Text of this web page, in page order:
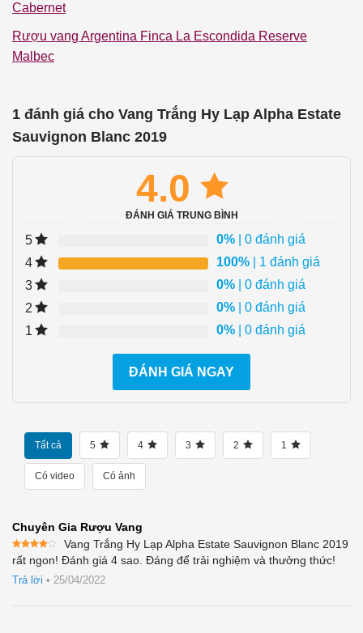
Cabernet
Rượu vang Argentina Finca La Escondida Reserve
Malbec
1 đánh giá cho Vang Trắng Hy Lạp Alpha Estate
Sauvignon Blanc 2019
4.0
ĐÁNH GIÁ TRUNG BÌNH
5 0% | 0 đánh giá
4
100% | 1 đánh giá
3
0% | 0 đánh giá
2
0% | 0 đánh giá
1
0% | 0 đánh giá
ĐÁNH GIÁ NGAY
Tất cả 5 4 3 2 1
Có video Có ảnh
Chuyên Gia Rượu Vang
Được
xếp
hạng4
5 sao
Vang Trắng Hy Lạp Alpha Estate Sauvignon Blanc 2019
rất ngon! Đánh giá 4 sao. Đáng để trải nghiệm và thưởng thức!
Trả lời • 25/04/2022